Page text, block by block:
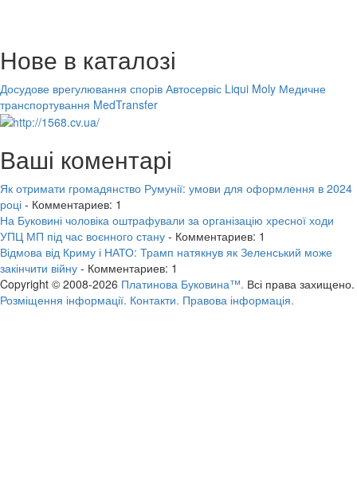
Нове в каталозі
Досудове врегулювання спорів Автосервіс Liqui Moly Медичне
транспортування MedTransfer
Ваші коментарі
Як отримати громадянство Румунії: умови для оформлення в 2024
році - Комментариев: 1
На Буковині чоловіка оштрафували за організацію хресної ходи
УПЦ МП під час воєнного стану - Комментариев: 1
Відмова від Криму і НАТО: Трамп натякнув як Зеленський може
закінчити війну - Комментариев: 1
Copyright © 2008-2026 Платинова Буковина™. Всі права захищено.
Розміщення інформації. Контакти. Правова інформація.